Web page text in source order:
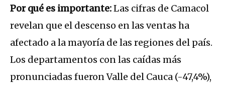
Por qué es importante:Las cifras de Camacol
revelan que el descenso en las ventas ha
afectado a la mayoría de las regiones del país.
Los departamentos con las caídas más
pronunciadas fueron Valle del Cauca (-47,4%),